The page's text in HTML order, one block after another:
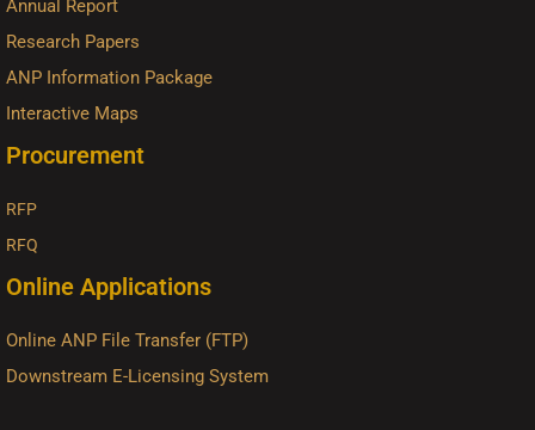
Annual Report
Research Papers
ANP Information Package
Interactive Maps
Procurement
RFP
RFQ
Online Applications
Online ANP File Transfer (FTP)
Downstream E-Licensing System